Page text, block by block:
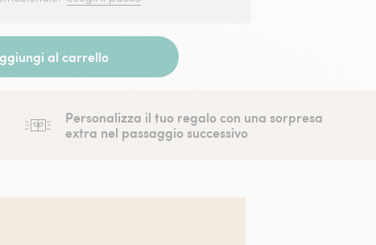
al carrello
Personalizza il tuo regalo con una sorpresa
extra nel passaggio successivo